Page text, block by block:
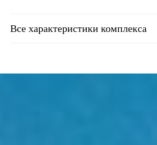
Все характеристики комплекса